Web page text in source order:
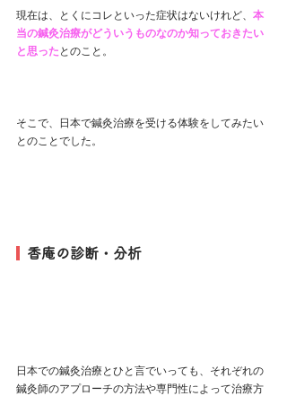
現在は、とくにコレといった症状はないけれど、 本
当の鍼灸治療がどういうものなのか知っておきたい
と思った とのこと。
そこで、日本で鍼灸治療を受ける体験をしてみたい
とのことでした。
香庵の診断・分析
日本での鍼灸治療とひと言でいっても、それぞれの
鍼灸師のアプローチの方法や専門性によって治療方